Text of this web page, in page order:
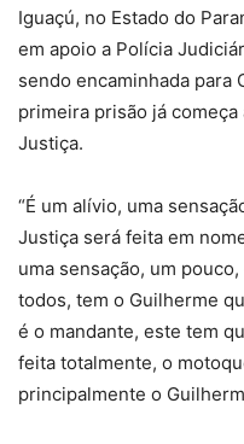
Iguaçú, no Estado do
em apoio a Polícia
sendo encaminhada para
primeira prisão já
Justiça.
“É um alívio, uma
Justiça será feita em
uma sensação, um
todos, tem o Guilherme
é o mandante, este tem
feita totalmente, o
principalmente o